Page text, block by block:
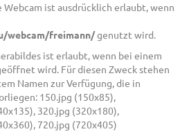
Webcam ist ausdrücklich erlaubt, wenn
webcam/freimann/genutzt wird.
ist erlaubt, wenn bei einem
wird. Für diesen Zweck stehen
Namen zur Verfügung, die in
150.jpg (150x85),
320.jpg (320x180),
720.jpg (720x405)